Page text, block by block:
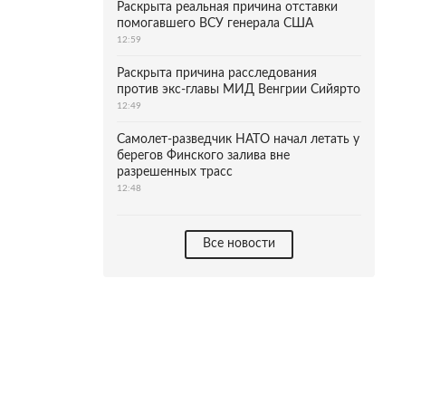
Раскрыта реальная причина отставки
помогавшего ВСУ генерала США
12:59
Раскрыта причина расследования
против экс-главы МИД Венгрии Сийярто
12:49
Самолет-разведчик НАТО начал летать у
берегов Финского залива вне
разрешенных трасс
12:48
Все новости